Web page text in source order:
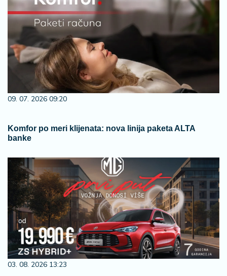
09. 07. 2026 09:20
Komfor po meri klijenata: nova linija paketa ALTA
banke
03. 08. 2026 13:23